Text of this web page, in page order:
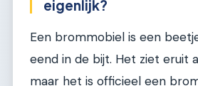
eigenlijk?
Een brommobiel is een
eend in de bijt. Het ziet eruit
maar het is officieel een